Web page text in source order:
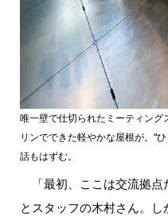
唯一壁で仕切られたミーティン
リンでできた軽やかな屋根が。“
話もはずむ。
「最初、ここは交流拠点
とスタッフの木村さん。